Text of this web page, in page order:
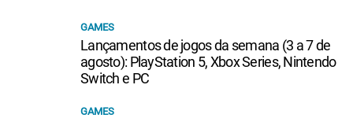
GAMES
Lançamentos de jogos da semana (3 a 7 de
agosto): PlayStation 5, Xbox Series, Nintendo
Switch e PC
GAMES